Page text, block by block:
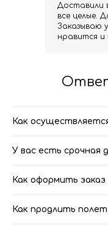
Доставили
все целые.
Заказываю
нравится и
Как
У вас есть срочная
Как оформить заказ
Как продлить